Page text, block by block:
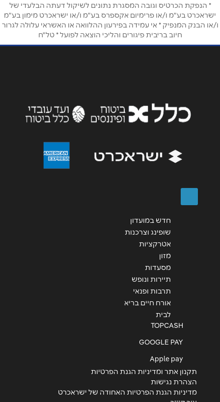
טלפון*
הודעה
* הנפקת הכרטיס וגובה המסגרת נתונים לשיקול דעתה הבלעדי של
ישראכרט בע"מ ו/או פרימיום אקספרס בע"מ ו/או ישראכרט מימון בע"מ
ו/או הבנק המנפיק * אי עמידה בפירעון ההלוואה או האשראי עלולה לגרור
חיוב בריבית פיגורים והליכי הוצאה לפועל * טל"ח
חדש במועדון
שופינג וצרכנות
אטרקציות
מזון
מסעדות
תיירות ונופש
תרבות ופנאי
אורח חיים בריא
לבית
TOPCASH
GOOGLE PAY
Apple pay
תקנון אתר ומדיניות הגנת הפרטיות
הצהרת נגישות
מדיניות הגנת הפרטיות האחודה של ישראכרט